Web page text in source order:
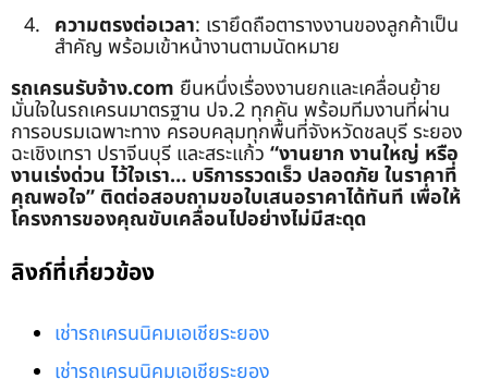
ความตรงต่อเวลา: เรายึดถือตารางงานของลูกค้าเป็น
สำคัญ พร้อมเข้าหน้างานตามนัดหมาย
รถเครนรับจ้าง.com ยืนหนึ่งเรื่องงานยกและเคลื่อนย้าย
มั่นใจในรถเครนมาตรฐาน ปจ.2 ทุกคัน พร้อมทีมงานที่ผ่าน
การอบรมเฉพาะทาง ครอบคลุมทุกพื้นที่จังหวัดชลบุรี ระยอง
ฉะเชิงเทรา ปราจีนบุรี และสระแก้ว “งานยาก งานใหญ่ หรือ
งานเร่งด่วน ไว้ใจเรา… บริการรวดเร็ว ปลอดภัย ในราคาที่
คุณพอใจ” ติดต่อสอบถามขอใบเสนอราคาได้ทันที เพื่อให้
โครงการของคุณขับเคลื่อนไปอย่างไม่มีสะดุด
ลิงก์ที่เกี่ยวข้อง
เช่ารถเครนนิคมเอเชียระยอง
เช่ารถเครนนิคมเอเชียระยอง